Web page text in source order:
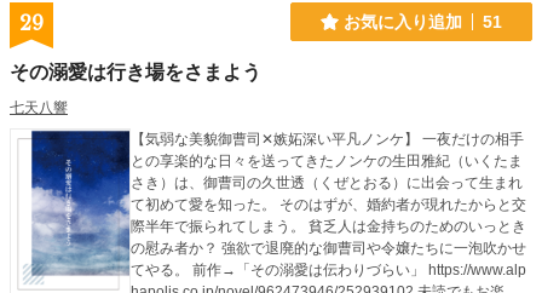
29 お気に入り追加 51
その溺愛は行き場をさまよう
七天八響
【気弱な美貌御曹司✕嫉妬深い平凡ノンケ】 一夜だけの相手
との享楽的な日々を送ってきたノンケの生田雅紀（いくたま
さき）は、御曹司の久世透（くぜとおる）に出会って生まれ
て初めて愛を知った。 そのはずが、婚約者が現れたからと交
際半年で振られてしまう。 貧乏人は金持ちのためのいっとき
の慰み者か？ 強欲で退廃的な御曹司や令嬢たちに一泡吹かせ
てやる。 前作→「その溺愛は伝わりづらい」 https://www.alp